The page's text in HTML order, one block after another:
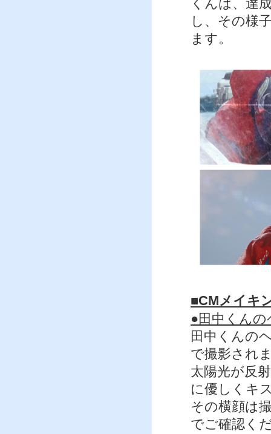
くんは、達
し、その様
ます。
■CMメイキ
●田中くん
田中くんの
で撮影され
太陽光が反
に優しくキ
その横顔は
でご確認く